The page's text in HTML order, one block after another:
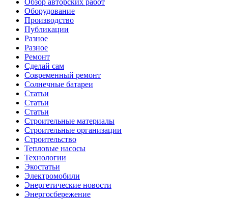
Обзор авторских работ
Оборудование
Производство
Публикации
Разное
Разное
Ремонт
Сделай сам
Современный ремонт
Солнечные батареи
Статьи
Статьи
Статьи
Строительные материалы
Строительные организации
Строительство
Тепловые насосы
Технологии
Экостатьи
Электромобили
Энергетические новости
Энергосбережение